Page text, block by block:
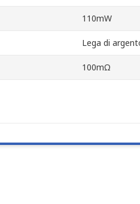
110mW
Lega di
100mΩ